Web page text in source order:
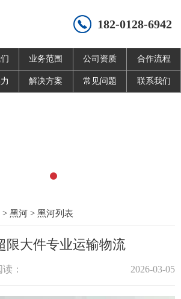
182-0128-6942
业务范围 公司资质 合作流程
解决方案 常见问题 联系我们
> 黑河 > 黑河列表
限大件专业运输物流
读： 2026-03-05